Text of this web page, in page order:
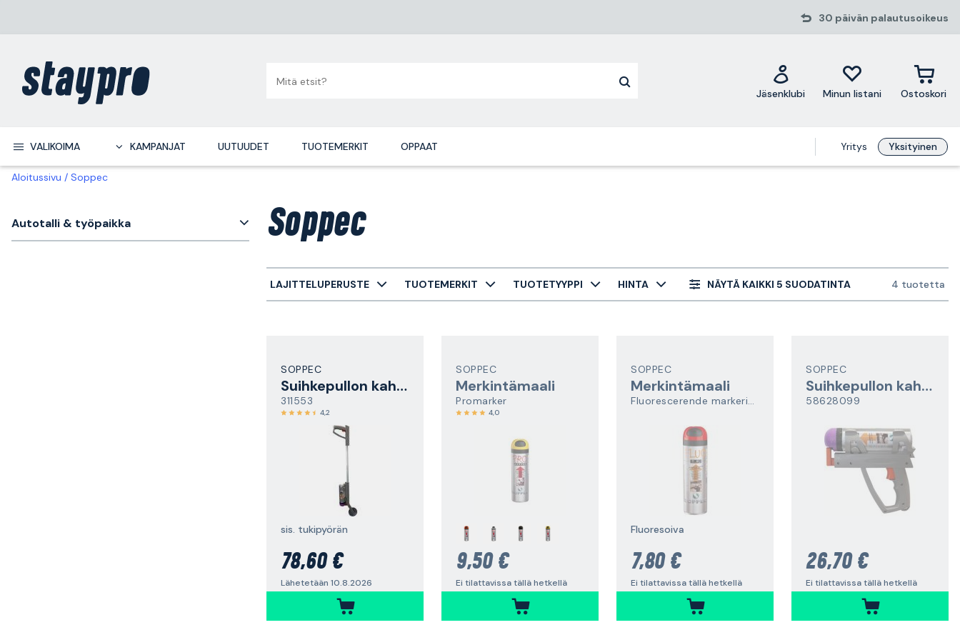
30 päivän palautusoikeus
Jäsenklubi Minun listani Ostoskori
VALIKOIMA KAMPANJAT UUTUUDET TUOTEMERKIT OPPAAT Yritys Yksityinen
Aloitussivu Soppec
Autotalli & työpaikka Soppec
LAJITTELUPERUSTE TUOTEMERKIT TUOTETYYPPI HINTA NÄYTÄ KAIKKI 5 SUODATINTA 4 tuotetta
SOPPEC
Suihkepullon kahva
311553
4,2
sis. tukipyörän
78,60 €
Lähetetään 10.8.2026
SOPPEC
Merkintämaali
Promarker
4,0
9,50 €
Ei tilattavissa tällä hetkellä
SOPPEC
Merkintämaali
Fluorescerende markeringsfarge
Fluoresoiva
7,80 €
Ei tilattavissa tällä hetkellä
SOPPEC
Suihkepullon kahva
58628099
26,70 €
Ei tilattavissa tällä hetkellä